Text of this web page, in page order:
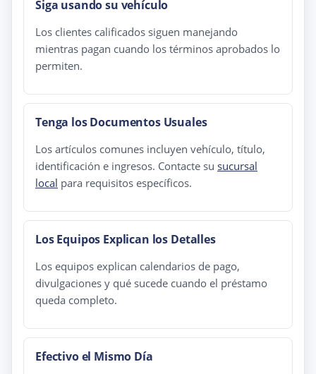
Siga usando su vehículo
Los clientes calificados siguen manejando
mientras pagan cuando los términos aprobados lo
permiten.
Tenga los Documentos Usuales
Los artículos comunes incluyen vehículo, título,
identificación e ingresos. Contacte su sucursal
local para requisitos específicos.
Los Equipos Explican los Detalles
Los equipos explican calendarios de pago,
divulgaciones y qué sucede cuando el préstamo
queda completo.
Efectivo el Mismo Día